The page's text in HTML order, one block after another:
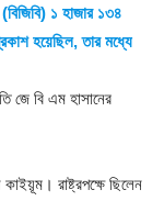
(বিজিবি) ১ হাজার ১৩৪
হয়েছিল, তার মধ্যে
জে বি এম হাসানের
রাষ্ট্রপক্ষে ছিলেন